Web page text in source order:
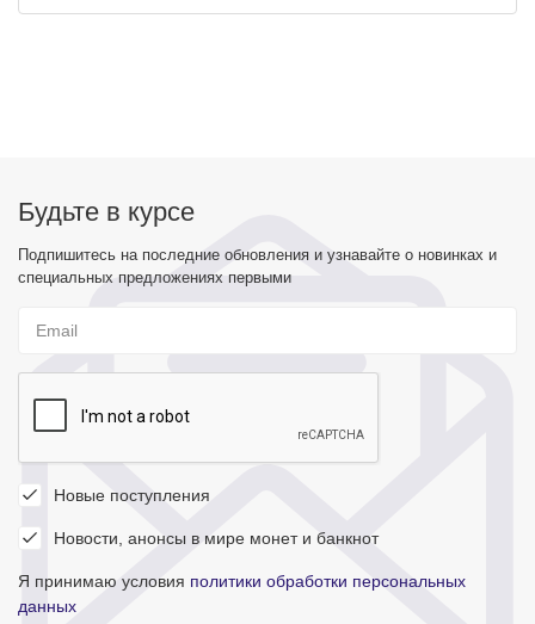
Будьте в курсе
Подпишитесь на последние обновления и узнавайте о новинках и
специальных предложениях первыми
Новые поступления
Новости, анонсы в мире монет и банкнот
Я принимаю условия политики обработки персональных
данных